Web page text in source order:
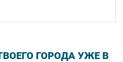
ГОРОДА УЖЕ В